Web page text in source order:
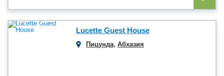
Lucette Guest House
Пицунда,Абхазия